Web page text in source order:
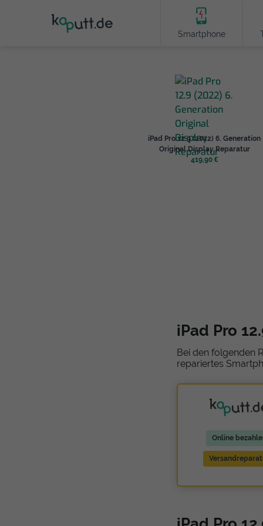
Smartphone
iPad Pro 12.9 (2022) 6. Generation
Original Display Reparatur
419,90 €
iPad Pro
Bei den folgenden
repariertes
Online